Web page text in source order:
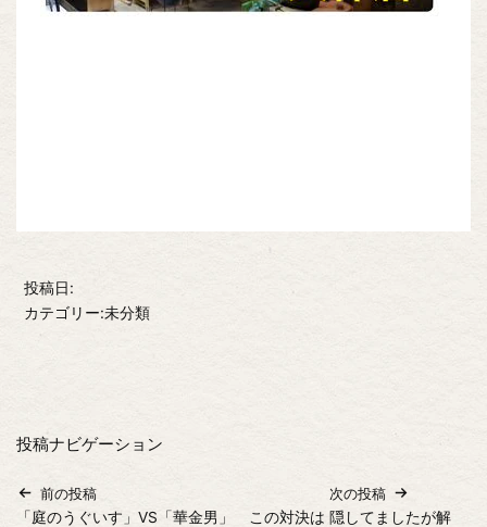
投稿日:
カテゴリー:未分類
投稿ナビゲーション
前の投稿
「庭のうぐいす」VS「華金男」 この対決は
次の投稿
隠してましたが解